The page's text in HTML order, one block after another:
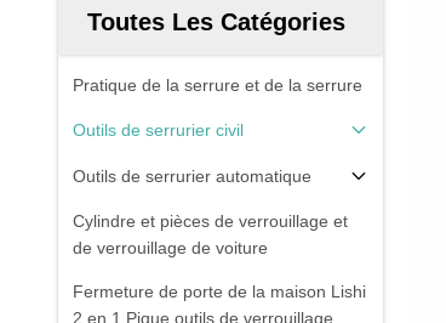
Toutes Les Catégories
Pratique de la serrure et de la serrure
Outils de serrurier civil
Outils de serrurier automatique
Cylindre et pièces de verrouillage et
de verrouillage de voiture
Fermeture de porte de la maison Lishi
2 en 1 Pique outils de verrouillage